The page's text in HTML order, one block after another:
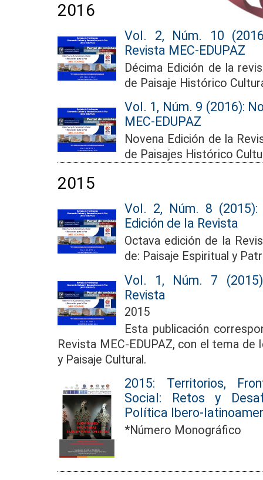
2016
Vol. 2, Núm. 10
Revista MEC-EDUPAZ
Décima Edición de la
de Paisaje Histórico
Vol. 1, Núm. 9 (2016):
MEC-EDUPAZ
Novena Edición de la
de Paisajes Histórico
2015
Vol. 2, Núm. 8
Edición de la Revista
Octava edición de la
de: Paisaje Espiritual y
Vol. 1, Núm. 7
Revista
2015
Esta publicación
Revista MEC-EDUPAZ, con el tema de
y Paisaje Cultural.
2015: Territorios,
Social: Retos y
Política Ibero-
*Número Monográfico